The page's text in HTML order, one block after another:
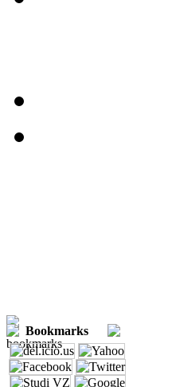
Bookmarks